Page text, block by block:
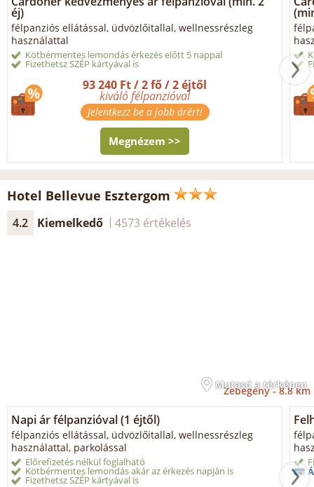
éj)
félpanziós ellátással, üdvözlőitallal, wellnessrészleg
használattal
Kötbérmentes lemondás érkezés előtt 5 nappal
Fizethetsz SZÉP kártyával is
93 240 Ft / 2 fő / 2 éjtől
kiváló félpanzióval
Jelentkezz be a jobb árért!
Megnézem >>
Hotel Bellevue Esztergom
4.2 Kiemelkedő 4573 értékelés
Mutasd a térképen
Zebegény -8.8 km
Napi ár félpanzióval (1 éjtől)
félpanziós ellátással, üdvözlőitallal, wellnessrészleg
használattal, parkolással
Előrefizetés nélkül foglalható
Kötbérmentes lemondás akár az érkezés napján is
Fizethetsz SZÉP kártyával is